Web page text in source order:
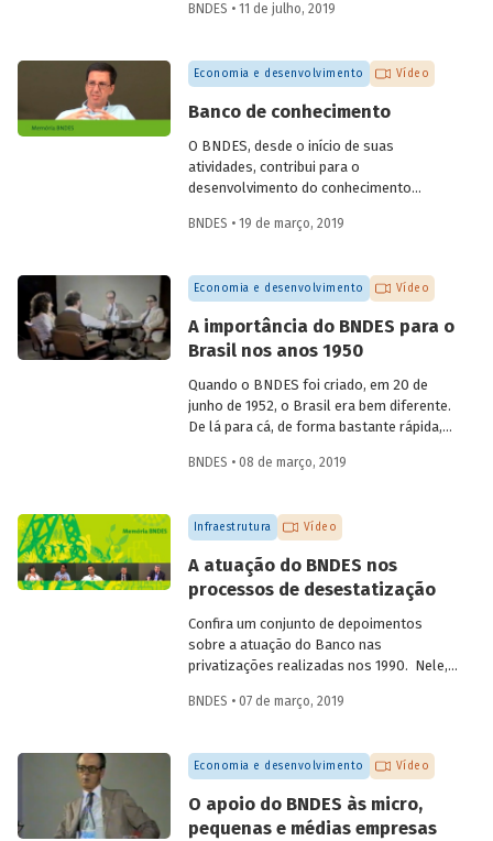
Confira alguns destaques da entrevista e
anjo escolhem em quaisstartupsinvestir
e ajudam os empreendedores a tirar os
BNDES • 11 de julho, 2019
Economia e desenvolvimento Vídeo
Banco de conhecimento
O BNDES, desde o início de suas
atividades, contribui para o
desenvolvimento do conhecimento
reflexões internas e disponibilizando-as
produção editorial. O economista
Fernando Pimentel Puga, em depoimento
colhido pelo programa de memória do
Banco, durante as comemorações do
aniversário de 60 anos da instituição, em
2012, compartilha sua visão quanto à
atuação institucional na produção de
estudos e linhas de pesquisa.
BNDES • 19 de março, 2019
Economia e desenvolvimento Vídeo
A importância do BNDES para o
Brasil nos anos 1950
Quando o BNDES foi criado, em 20 de
junho de 1952, o Brasil era bem diferente.
De lá para cá, de forma bastante rápida,
desencadeadas ao mesmo tempo, em
o país começou a ficar moderno. Em
vídeo, dois ex-empregados do Banco que
trajetória da instituição abordam
questões que demonstram a importância
e o valor agregado pelo BNDES ao
projeto de desenvolvimento nacional.
BNDES • 08 de março, 2019
Infraestrutura Vídeo
A atuação do BNDES nos
processos de desestatização
Confira um conjunto de depoimentos
sobre a atuação do Banco nas
privatizações realizadas nos 1990. Nele,
desafios enfrentados à época e sobre os
dessas desestatizações.
BNDES • 07 de março, 2019
Economia e desenvolvimento Vídeo
O apoio do BNDES às micro,
pequenas e médias empresas